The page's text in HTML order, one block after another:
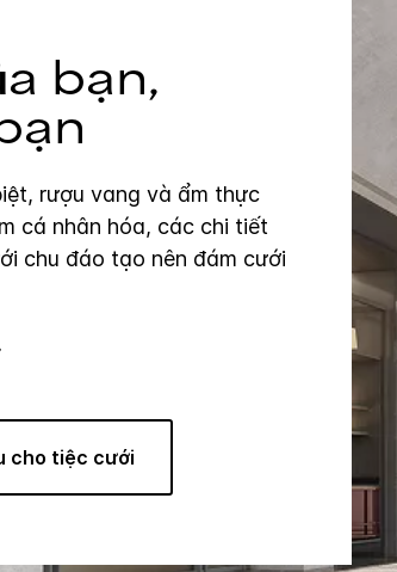
bạn,
rượu vang và ẩm thực
cá nhân hóa, các chi tiết
chu đáo tạo nên đám cưới
cho tiệc cưới